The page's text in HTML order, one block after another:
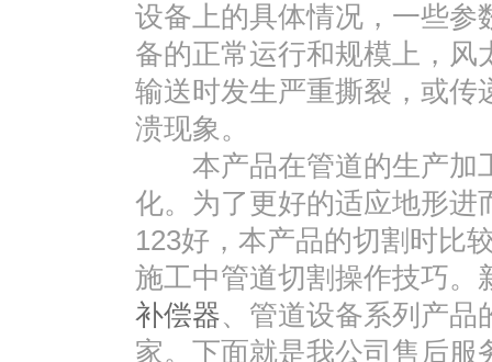
设备上的具体情况，一些参
备的正常运行和规模上，风
输送时发生严重撕裂，或传
溃现象。
本产品在管道的生产加
化。为了更好的适应地形进
123好，本产品的切割时比
施工中管道切割操作技巧。
补偿器、管道设备系列产品
家。下面就是我公司售后服